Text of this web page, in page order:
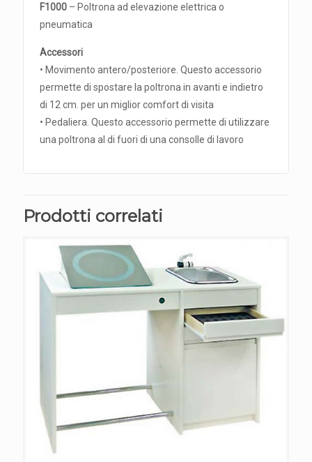
F1000 – Poltrona ad elevazione elettrica o
pneumatica
Accessori
• Movimento antero/posteriore. Questo accessorio
permette di spostare la poltrona in avanti e indietro
di 12 cm. per un miglior comfort di visita
• Pedaliera. Questo accessorio permette di utilizzare
una poltrona al di fuori di una consolle di lavoro
Prodotti correlati